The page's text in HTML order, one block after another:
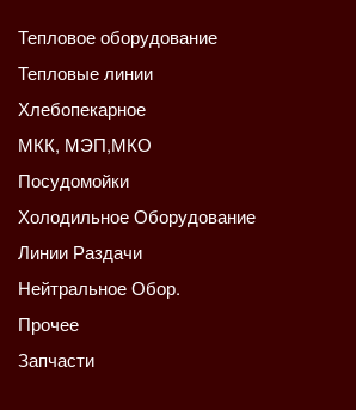
Тепловое оборудование
Тепловые линии
Хлебопекарное
МКК, МЭП,МКО
Посудомойки
Холодильное Оборудование
Линии Раздачи
Нейтральное Обор.
Прочее
Запчасти